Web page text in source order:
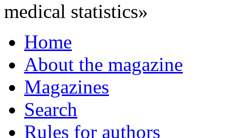
medical statistics»
Home
About the magazine
Magazines
Search
Rules for authors